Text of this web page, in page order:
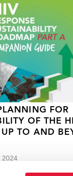
FOR
OF THE
UP TO AND
2024